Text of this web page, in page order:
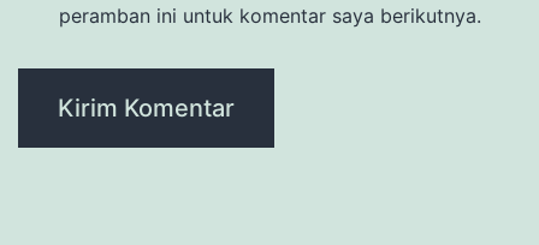
peramban ini untuk komentar saya berikutnya.